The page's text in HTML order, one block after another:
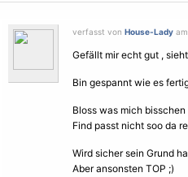
verfasst von House-Lady
Gefällt mir echt gut ,
Bin gespannt wie es
Bloss was mich
Find passt nicht soo da
Wird sicher sein Grund
Aber ansonsten TOP ;)